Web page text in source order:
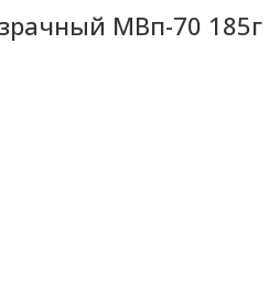
МВп-70 185г